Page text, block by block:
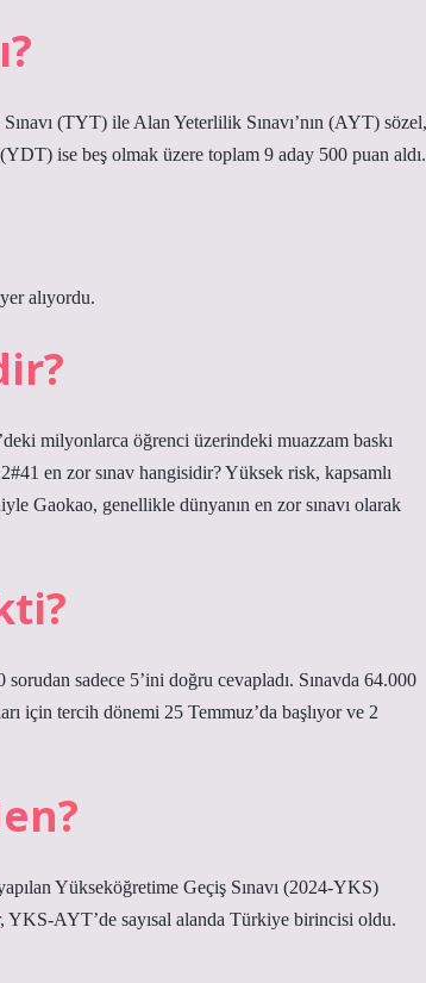
(TYT) ile Alan Yeterlilik Sınavı’nın (AYT) sözel,
ise beş olmak üzere toplam 9 aday 500 puan aldı.
alıyordu.
milyonlarca öğrenci üzerindeki muazzam baskı
en zor sınav hangisidir? Yüksek risk, kapsamlı
Gaokao, genellikle dünyanın en zor sınavı olarak
sadece 5’ini doğru cevapladı. Sınavda 64.000
için tercih dönemi 25 Temmuz’da başlıyor ve 2
Yükseköğretime Geçiş Sınavı (2024-YKS)
YKS-AYT’de sayısal alanda Türkiye birincisi oldu.